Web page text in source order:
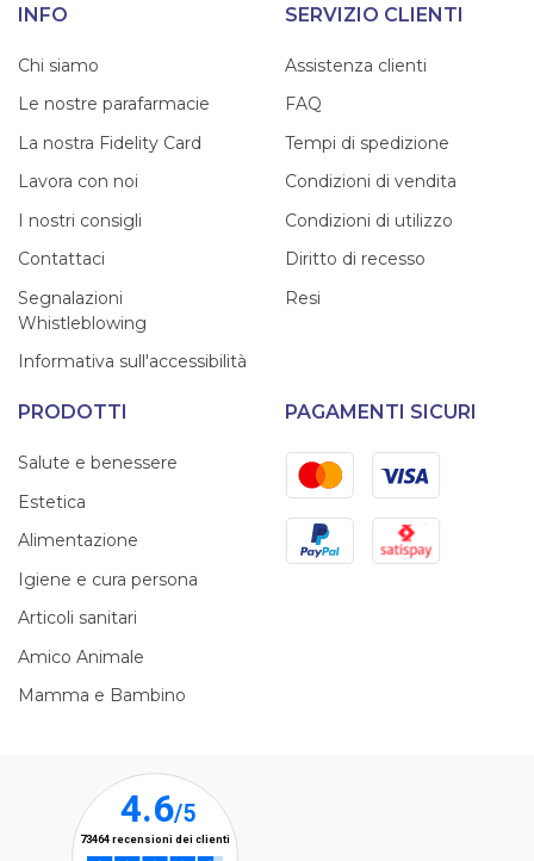
INFO
Chi siamo
Le nostre parafarmacie
La nostra Fidelity Card
Lavora con noi
I nostri consigli
Contattaci
Segnalazioni
Whistleblowing
Informativa sull'accessibilità
SERVIZIO CLIENTI
Assistenza clienti
FAQ
Tempi di spedizione
Condizioni di vendita
Condizioni di utilizzo
Diritto di recesso
Resi
PRODOTTI
Salute e benessere
Estetica
Alimentazione
Igiene e cura persona
Articoli sanitari
Amico Animale
Mamma e Bambino
PAGAMENTI SICURI
MastercardVisa
PayPal Satispay